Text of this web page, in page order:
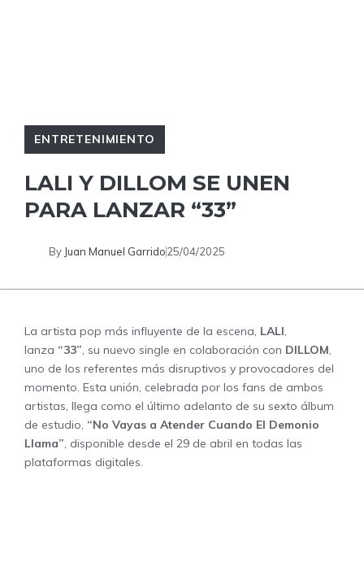
ENTRETENIMIENTO
LALI Y DILLOM SE UNEN
PARA LANZAR “33”
By Juan Manuel Garrido25/04/2025
La artista pop más influyente de la escena, LALI,
lanza “33”, su nuevo single en colaboración con DILLOM,
uno de los referentes más disruptivos y provocadores del
momento. Esta unión, celebrada por los fans de ambos
artistas, llega como el último adelanto de su sexto álbum
de estudio, “No Vayas a Atender Cuando El Demonio
Llama”, disponible desde el 29 de abril en todas las
plataformas digitales.